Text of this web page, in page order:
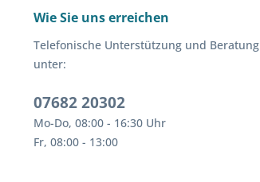
Wie Sie uns erreichen
Telefonische Unterstützung und Beratung
unter:
07682 20302
Mo-Do, 08:00 - 16:30 Uhr
Fr, 08:00 - 13:00